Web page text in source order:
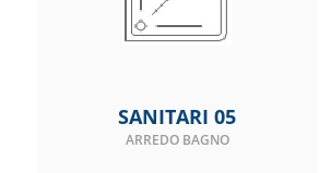
SANITARI 05
ARREDO BAGNO